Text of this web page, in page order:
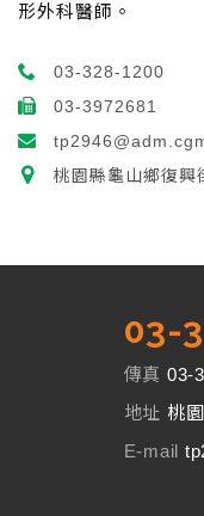
形外科醫師。
03-328-1200
03-3972681
桃園縣龜山鄉復興
03-
傳真 03-
地址 桃
E-mail